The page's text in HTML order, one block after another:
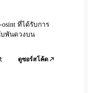
osint ที่ได้รับการ
บพันดวงบน
ดูซอร์สโค้ด